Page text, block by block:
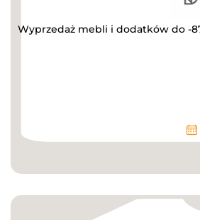
Wyprzedaż mebli i dodatków do -